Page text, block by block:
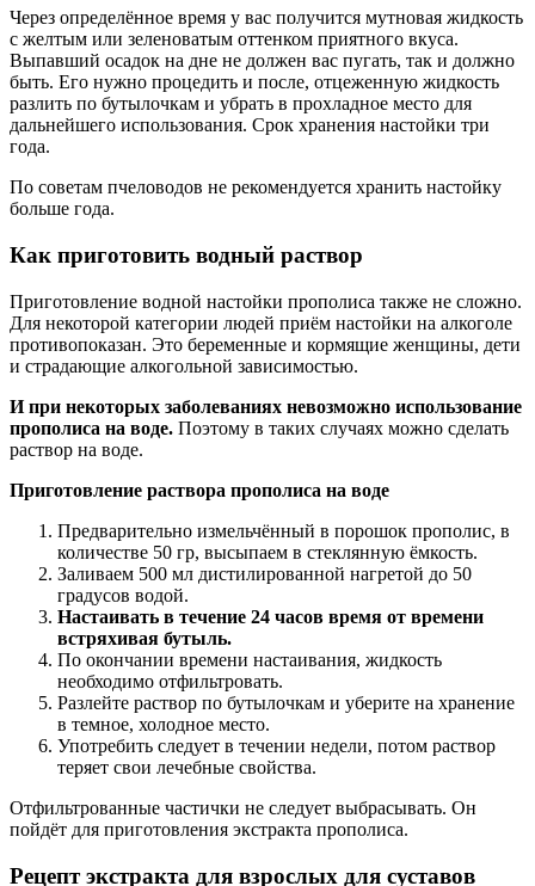
Через определённое время у вас получится мутновая жидкость
с желтым или зеленоватым оттенком приятного вкуса.
Выпавший осадок на дне не должен вас пугать, так и должно
быть. Его нужно процедить и после, отцеженную жидкость
разлить по бутылочкам и убрать в прохладное место для
дальнейшего использования. Срок хранения настойки три
года.
По советам пчеловодов не рекомендуется хранить настойку
больше года.
Как приготовить водный раствор
Приготовление водной настойки прополиса также не сложно.
Для некоторой категории людей приём настойки на алкоголе
противопоказан. Это беременные и кормящие женщины, дети
и страдающие алкогольной зависимостью.
И при некоторых заболеваниях невозможно использование
прополиса на воде. Поэтому в таких случаях можно сделать
раствор на воде.
Приготовление раствора прополиса на воде
Предварительно измельчённый в порошок прополис, в
количестве 50 гр, высыпаем в стеклянную ёмкость.
Заливаем 500 мл дистилированной нагретой до 50
градусов водой.
Настаивать в течение 24 часов время от времени
встряхивая бутыль.
По окончании времени настаивания, жидкость
необходимо отфильтровать.
Разлейте раствор по бутылочкам и уберите на хранение
в темное, холодное место.
Употребить следует в течении недели, потом раствор
теряет свои лечебные свойства.
Отфильтрованные частички не следует выбрасывать. Он
пойдёт для приготовления экстракта прополиса.
Рецепт экстракта для взрослых для суставов